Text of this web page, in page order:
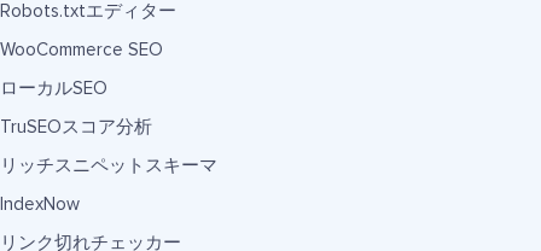
Robots.txtエディター
WooCommerce SEO
ローカルSEO
TruSEOスコア分析
リッチスニペットスキーマ
IndexNow
リンク切れチェッカー